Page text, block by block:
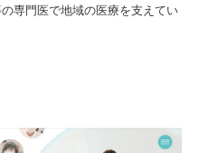
専門医で地域の医療を支えてい